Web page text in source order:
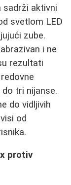
sadrži aktivni
svetlom LED
zube.
i ne
rezultati
tri nijanse.
do vidljivih
od
protiv